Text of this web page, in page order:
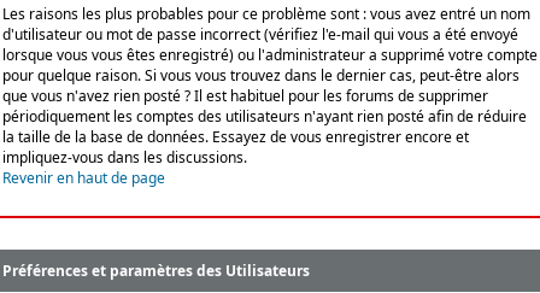
Les raisons les plus probables pour ce problème sont : vous avez entré un nom
d'utilisateur ou mot de passe incorrect (vérifiez l'e-mail qui vous a été envoyé
lorsque vous vous êtes enregistré) ou l'administrateur a supprimé votre compte
pour quelque raison. Si vous vous trouvez dans le dernier cas, peut-être alors
que vous n'avez rien posté ? Il est habituel pour les forums de supprimer
périodiquement les comptes des utilisateurs n'ayant rien posté afin de réduire
la taille de la base de données. Essayez de vous enregistrer encore et
impliquez-vous dans les discussions.
Revenir en haut de page
Préférences et paramètres des Utilisateurs